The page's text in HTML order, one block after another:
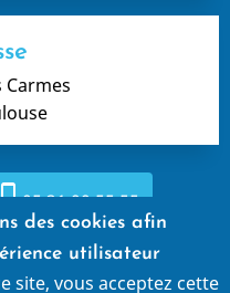
Carmes
05 31 99 55 55
des cookies afin
utilisateur
site, vous acceptez cette